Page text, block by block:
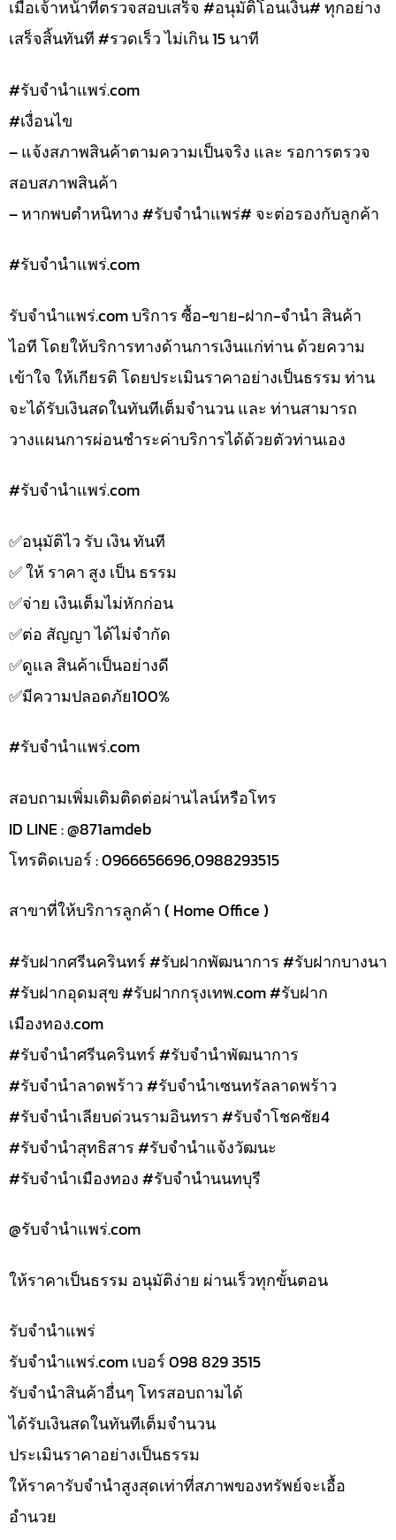
เมื่อเจ้าหน้าที่ตรวจสอบเสร็จ #อนุมัติโอนเงิน# ทุกอย่าง
เสร็จสิ้นทันที #รวดเร็ว ไม่เกิน 15 นาที
#รับจํานําแพร่.com
#เงื่อนไข
– แจ้งสภาพสินค้าตามความเป็นจริง และ รอการตรวจ
สอบสภาพสินค้า
– หากพบตำหนิทาง #รับจำนำแพร่# จะต่อรองกับลูกค้า
#รับจํานําแพร่.com
รับจํานําแพร่.com บริการ ซื้อ-ขาย-ฝาก-จำนำ สินค้า
ไอที โดยให้บริการทางด้านการเงินแก่ท่าน ด้วยความ
เข้าใจ ให้เกียรติ โดยประเมินราคาอย่างเป็นธรรม ท่าน
จะได้รับเงินสดในทันทีเต็มจำนวน และ ท่านสามารถ
วางแผนการผ่อนชำระค่าบริการได้ด้วยตัวท่านเอง
#รับจํานําแพร่.com
✅️อนุมัติไว รับ เงิน ทันที
✅️ ให้ ราคา สูง เป็น ธรรม
✅️จ่าย เงินเต็มไม่หักก่อน
✅️ต่อ สัญญา ได้ไม่จำกัด
✅️ดูแล สินค้าเป็นอย่างดี
✅️มีความปลอดภัย100%
#รับจํานําแพร่.com
สอบถามเพิ่มเติมติดต่อผ่านไลน์หรือโทร
ID LINE : @871amdeb
โทรติดเบอร์ : 0966656696,0988293515
สาขาที่ให้บริการลูกค้า ( Home Office )
#รับฝากศรีนครินทร์ #รับฝากพัฒนาการ #รับฝากบางนา
#รับฝากอุดมสุข #รับฝากกรุงเทพ.com #รับฝาก
เมืองทอง.com
#รับจำนำศรีนครินทร์ #รับจำนำพัฒนาการ
#รับจำนำลาดพร้าว #รับจำนำเซนทรัลลาดพร้าว
#รับจำนำเลียบด่วนรามอินทรา #รับจำโชคชัย4
#รับจำนำสุทธิสาร #รับจำนำแจ้งวัฒนะ
#รับจำนำเมืองทอง #รับจำนำนนทบุรี
@รับจํานําแพร่.com
ให้ราคาเป็นธรรม อนุมัติง่าย ผ่านเร็วทุกขั้นตอน
รับจํานำแพร่
รับจํานําแพร่.com เบอร์ 098 829 3515
รับจำนำสินค้าอื่นๆ โทรสอบถามได้
ได้รับเงินสดในทันทีเต็มจำนวน
ประเมินราคาอย่างเป็นธรรม
ให้ราคารับจำนำสูงสุดเท่าที่สภาพของทรัพย์จะเอื้อ
อำนวย